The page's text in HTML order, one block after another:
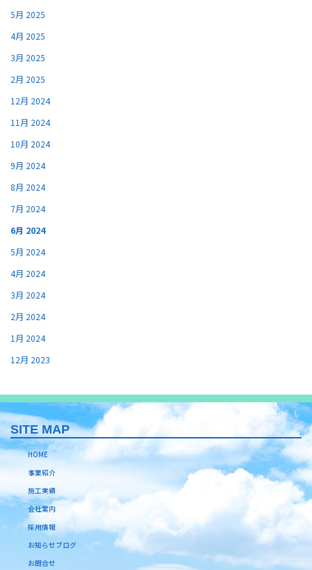
5月 2025
4月 2025
3月 2025
2月 2025
12月 2024
11月 2024
10月 2024
9月 2024
8月 2024
7月 2024
6月 2024
5月 2024
4月 2024
3月 2024
2月 2024
1月 2024
12月 2023
SITE MAP
HOME
事業紹介
施工実績
会社案内
採用情報
お知らせブログ
お問合せ